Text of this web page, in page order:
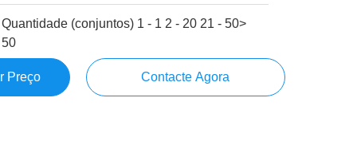
Quantidade (conjuntos) 1 - 1 2 - 20 21 - 50>
50
Preço Contacte Agora